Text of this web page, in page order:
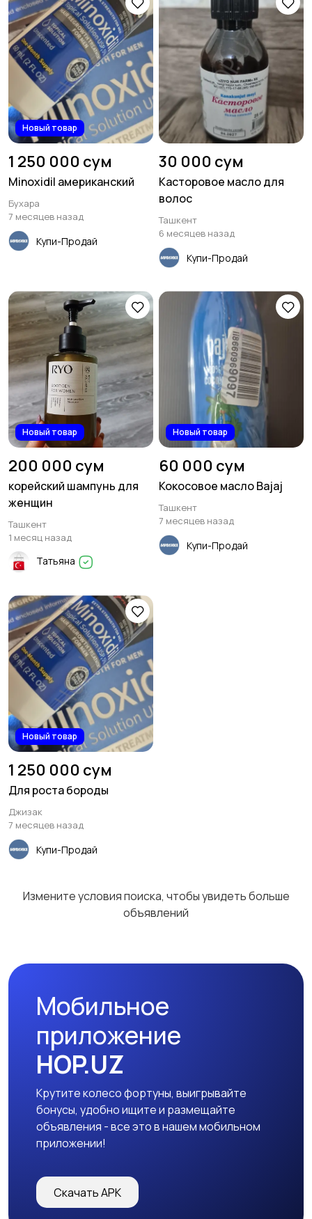
Новый товар
1 250 000 сум
Minoxidil американский
Бухара
7 месяцев назад
Купи-Продай
30 000 сум
Касторовое масло для
волос
Ташкент
6 месяцев назад
Купи-Продай
Новый товар
200 000 сум
корейский шампунь для
женщин
Ташкент
1 месяц назад
Татьяна
Новый товар
60 000 сум
Кокосовое масло Bajaj
Ташкент
7 месяцев назад
Купи-Продай
Новый товар
1 250 000 сум
Для роста бороды
Джизак
7 месяцев назад
Купи-Продай
Измените условия поиска, чтобы увидеть больше
объявлений
Мобильное
приложение
HOP.UZ
Крутите колесо фортуны, выигрывайте
бонусы, удобно ищите и размещайте
объявления - все это в нашем мобильном
приложении!
Скачать APK